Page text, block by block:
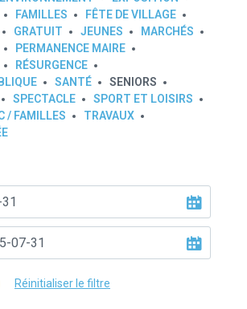
FAMILLES
FÊTE DE VILLAGE
GRATUIT JEUNES
MARCHÉS
PERMANENCE MAIRE
RÉSURGENCE
SANTÉ
SENIORS
SPECTACLE
SPORT ET LOISIRS
/ FAMILLES
TRAVAUX
Réinitialiser le filtre